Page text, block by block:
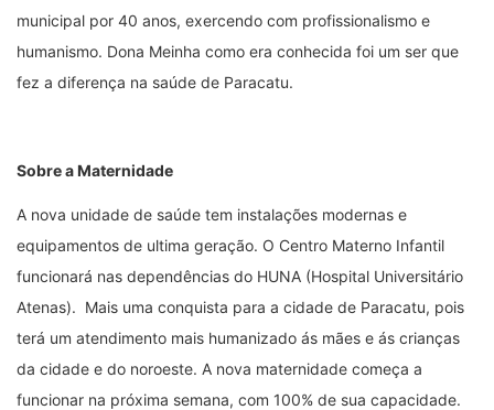
municipal por 40 anos, exercendo com profissionalismo e
humanismo. Dona Meinha como era conhecida foi um ser que
fez a diferença na saúde de Paracatu.
Sobre a Maternidade
A nova unidade de saúde tem instalações modernas e
equipamentos de ultima geração. O Centro Materno Infantil
funcionará nas dependências do HUNA (Hospital Universitário
Atenas). Mais uma conquista para a cidade de Paracatu, pois
terá um atendimento mais humanizado ás mães e ás crianças
da cidade e do noroeste. A nova maternidade começa a
funcionar na próxima semana, com 100% de sua capacidade.